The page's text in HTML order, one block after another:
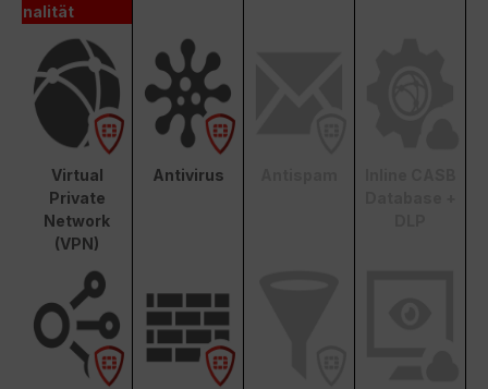
nalität
Virtual
Private
Network
(VPN)
Antivirus